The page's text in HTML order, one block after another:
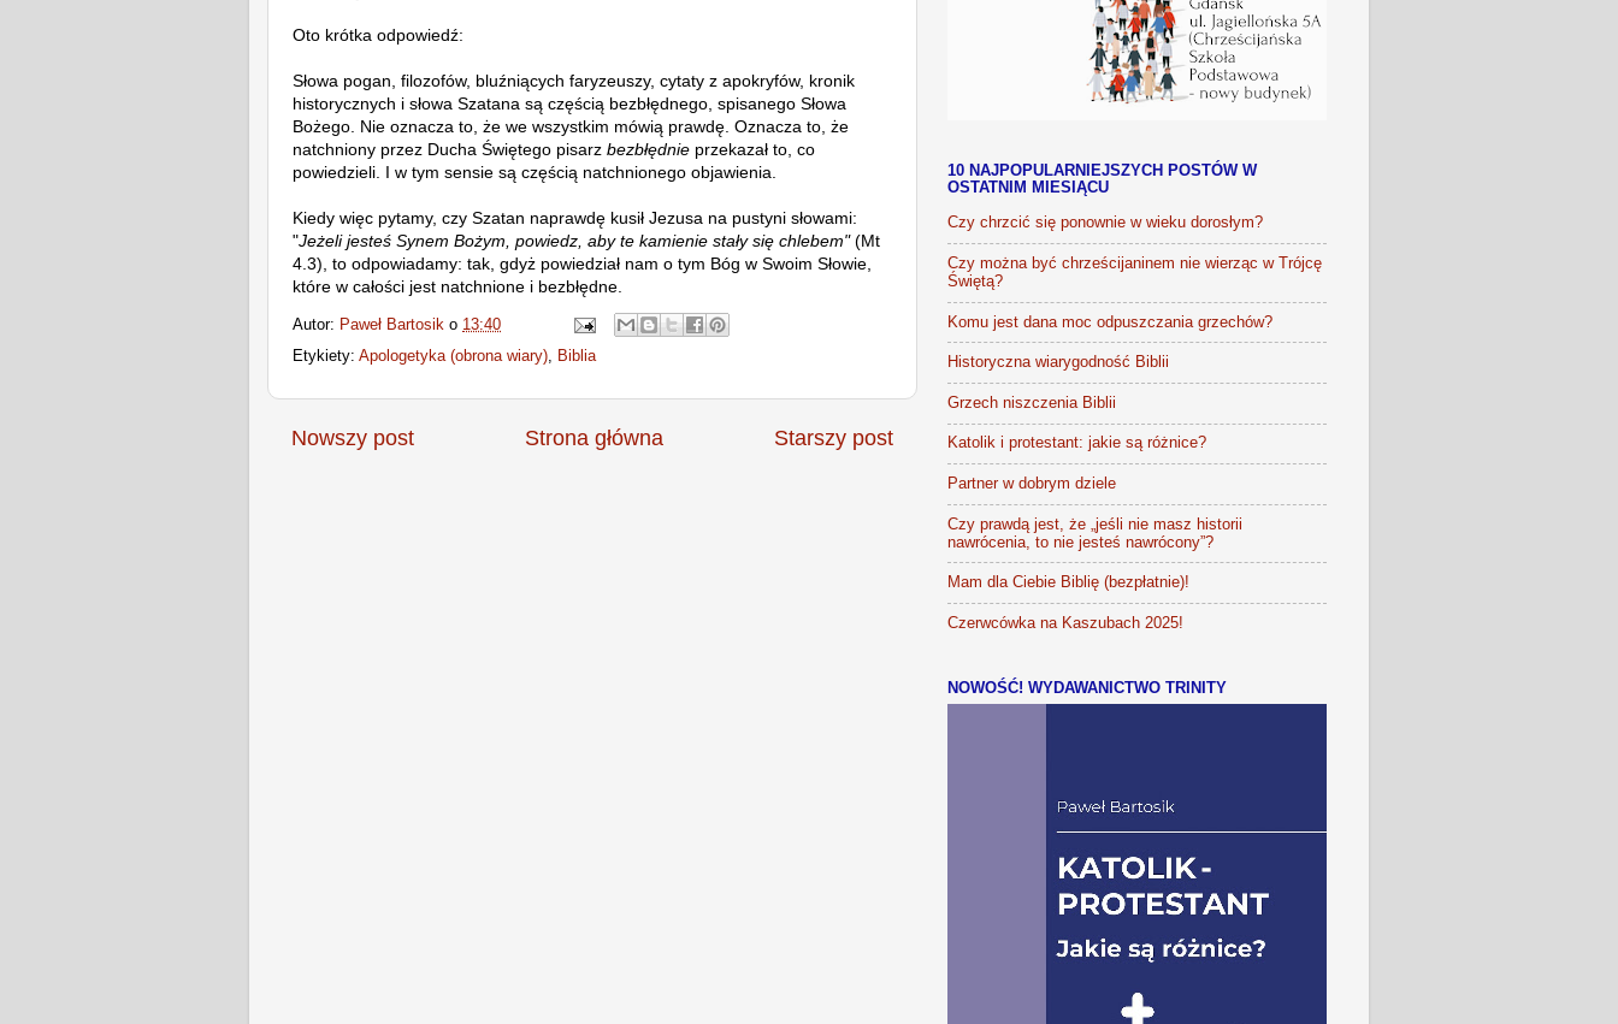
Oto krótka odpowiedź:
Słowa pogan, filozofów, bluźniących faryzeuszy, cytaty z apokryfów, kronik
historycznych i słowa Szatana są częścią bezbłędnego, spisanego Słowa
Bożego. Nie oznacza to, że we wszystkim mówią prawdę. Oznacza to, że
natchniony przez Ducha Świętego pisarz bezbłędnie przekazał to, co
powiedzieli. I w tym sensie są częścią natchnionego objawienia.
Kiedy więc pytamy, czy Szatan naprawdę kusił Jezusa na pustyni słowami:
"Jeżeli jesteś Synem Bożym, powiedz, aby te kamienie stały się chlebem"(Mt
4.3), to odpowiadamy: tak, gdyż powiedział nam o tym Bóg w Swoim Słowie,
które w całości jest natchnione i bezbłędne.
Autor: Paweł Bartosik o 13:40
Etykiety: Apologetyka (obrona wiary), Biblia
Nowszy post Starszy post
Strona główna
10 NAJPOPULARNIEJSZYCH POSTÓW W
OSTATNIM MIESIĄCU
Czy chrzcić się ponownie w wieku dorosłym?
Czy można być chrześcijaninem nie wierząc w Trójcę
Świętą?
Komu jest dana moc odpuszczania grzechów?
Historyczna wiarygodność Biblii
Grzech niszczenia Biblii
Katolik i protestant: jakie są różnice?
Partner w dobrym dziele
Czy prawdą jest, że „jeśli nie masz historii
nawrócenia, to nie jesteś nawrócony”?
Mam dla Ciebie Biblię (bezpłatnie)!
Czerwcówka na Kaszubach 2025!
NOWOŚĆ! WYDAWANICTWO TRINITY